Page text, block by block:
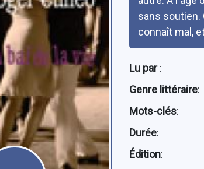
sans soutien.
connaît mal,
Lu par:
Genre littéraire:
Mots-clés:
Durée:
Édition: